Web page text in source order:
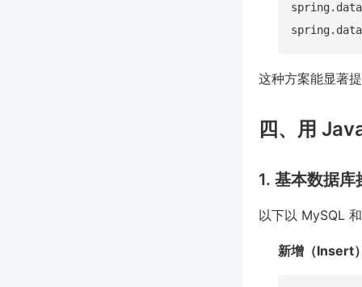
这种方案能显著
四、用
1. 基本数据
以下以 MySQL
新增（Insert